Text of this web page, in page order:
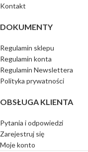
Kontakt
DOKUMENTY
Regulamin sklepu
Regulamin konta
Regulamin Newslettera
Polityka prywatności
OBSŁUGA KLIENTA
Pytania i odpowiedzi
Zarejestruj się
Moje konto